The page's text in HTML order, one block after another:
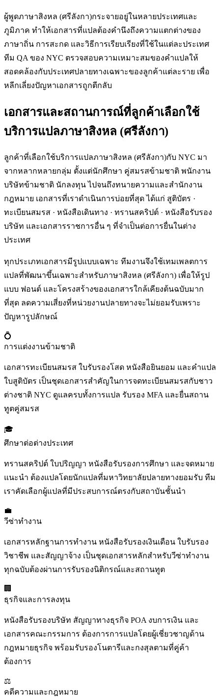
ผู้พูดภาษาสิงหล (ศรีลังกา)กระจายอยู่ในหลายประเทศและ
ภูมิภาค ทำให้เอกสารที่แปลต้องคำนึงถึงความแตกต่างของ
ภาษาถิ่น การสะกด และวิธีการเรียบเรียงที่ใช้ในแต่ละประเทศ
ทีม QA ของ NYC ตรวจสอบความเหมาะสมของคำแปลให้
สอดคล้องกับประเทศปลายทางเฉพาะของลูกค้าแต่ละราย เพื่อ
หลีกเลี่ยงปัญหาเอกสารถูกตีกลับ
เอกสารและสถานการณ์ที่ลูกค้าเลือกใช้
บริการแปลภาษาสิงหล (ศรีลังกา)
ลูกค้าที่เลือกใช้บริการแปลภาษาสิงหล (ศรีลังกา)กับ NYC มา
จากหลากหลายกลุ่ม ตั้งแต่นักศึกษา คู่สมรสข้ามชาติ พนักงาน
บริษัทข้ามชาติ นักลงทุน ไปจนถึงทนายความและสำนักงาน
กฎหมาย เอกสารที่เราดำเนินการบ่อยที่สุด ได้แก่ สูติบัตร ·
ทะเบียนสมรส · หนังสือเดินทาง · ทรานสคริปต์ · หนังสือรับรอง
บริษัท และเอกสารราชการอื่น ๆ ที่จำเป็นต่อการยื่นในต่าง
ประเทศ
ทุกประเภทเอกสารมีรูปแบบเฉพาะ ทีมงานจึงใช้เทมเพลตการ
แปลที่พัฒนาขึ้นเฉพาะสำหรับภาษาสิงหล (ศรีลังกา) เพื่อให้รูป
แบบ ฟอนต์ และโครงสร้างของเอกสารใกล้เคียงต้นฉบับมาก
ที่สุด ลดความเสี่ยงที่หน่วยงานปลายทางจะไม่ยอมรับเพราะ
ปัญหารูปลักษณ์
💍
การแต่งงานข้ามชาติ
เอกสารทะเบียนสมรส ใบรับรองโสด หนังสือยินยอม และคำแปล
ใบสูติบัตร เป็นชุดเอกสารสำคัญในการจดทะเบียนสมรสกับชาว
ต่างชาติ NYC ดูแลครบทั้งการแปล รับรอง MFA และยื่นสถาน
ทูตคู่สมรส
🎓
ศึกษาต่อต่างประเทศ
ทรานสคริปต์ ใบปริญญา หนังสือรับรองการศึกษา และจดหมาย
แนะนำ ต้องแปลโดยนักแปลที่มหาวิทยาลัยปลายทางยอมรับ ทีม
เราคัดเลือกผู้แปลที่มีประสบการณ์ตรงกับสถาบันชั้นนำ
💼
วีซ่าทำงาน
เอกสารหลักฐานการทำงาน หนังสือรับรองเงินเดือน ใบรับรอง
วิชาชีพ และสัญญาจ้าง เป็นชุดเอกสารหลักสำหรับวีซ่าทำงาน
ทุกฉบับต้องผ่านการรับรองนิติกรณ์และสถานทูต
🏢
ธุรกิจและการลงทุน
หนังสือรับรองบริษัท สัญญาทางธุรกิจ POA งบการเงิน และ
เอกสารคณะกรรมการ ต้องการการแปลโดยผู้เชี่ยวชาญด้าน
กฎหมายธุรกิจ พร้อมรับรองโนตารีและกงสุลตามที่คู่ค้า
ต้องการ
⚖️
คดีความและกฎหมาย